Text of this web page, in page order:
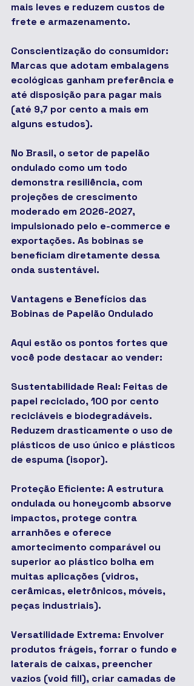
mais leves e reduzem custos de
frete e armazenamento.
Conscientização do consumidor:
Marcas que adotam embalagens
ecológicas ganham preferência e
até disposição para pagar mais
(até 9,7 por cento a mais em
alguns estudos).
No Brasil, o setor de papelão
ondulado como um todo
demonstra resiliência, com
projeções de crescimento
moderado em 2026-2027,
impulsionado pelo e-commerce e
exportações. As bobinas se
beneficiam diretamente dessa
onda sustentável.
Vantagens e Benefícios das
Bobinas de Papelão Ondulado
Aqui estão os pontos fortes que
você pode destacar ao vender:
Sustentabilidade Real: Feitas de
papel reciclado, 100 por cento
recicláveis e biodegradáveis.
Reduzem drasticamente o uso de
plásticos de uso único e plásticos
de espuma (isopor).
Proteção Eficiente: A estrutura
ondulada ou honeycomb absorve
impactos, protege contra
arranhões e oferece
amortecimento comparável ou
superior ao plástico bolha em
muitas aplicações (vidros,
cerâmicas, eletrônicos, móveis,
peças industriais).
Versatilidade Extrema: Envolver
produtos frágeis, forrar o fundo e
laterais de caixas, preencher
vazios (void fill), criar camadas de